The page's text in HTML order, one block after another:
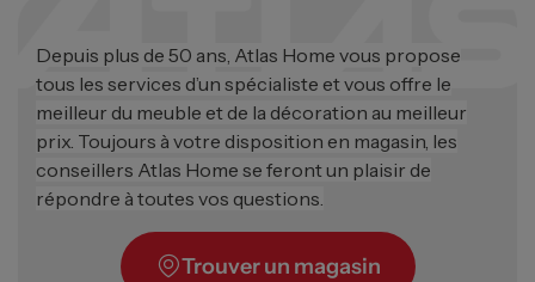
Depuis plus de 50 ans, Atlas Home vous propose
tous les services d’un spécialiste et vous offre le
meilleur du meuble et de la décoration au meilleur
prix. Toujours à votre disposition en magasin, les
conseillers Atlas Home se feront un plaisir de
répondre à toutes vos questions.
Trouver un magasin